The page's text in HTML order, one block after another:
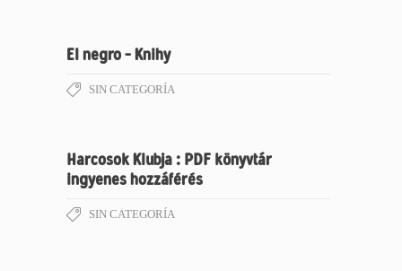
El negro – Knihy
SIN CATEGORÍA
Harcosok Klubja : PDF könyvtár
ingyenes hozzáférés
SIN CATEGORÍA